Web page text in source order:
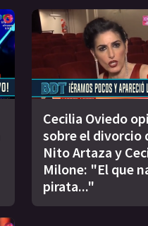
Cecilia Oviedo
sobre el divorcio
Nito Artaza y
Milone: "El que
pirata..."